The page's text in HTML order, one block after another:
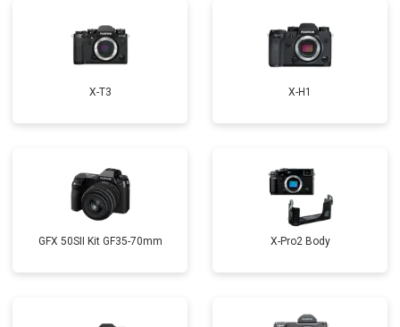
X-T3 X-H1
GFX 50SII Kit GF35-70mm X-Pro2 Body